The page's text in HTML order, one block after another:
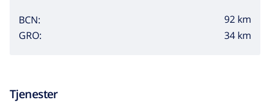
BCN:
92 km
GRO:
34 km
Tjenester